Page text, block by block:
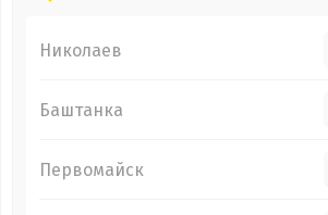
Николаев
Баштанка
Первомайск